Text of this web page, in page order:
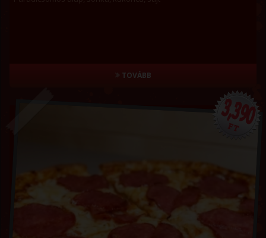
TOVÁBB
3,390
FT